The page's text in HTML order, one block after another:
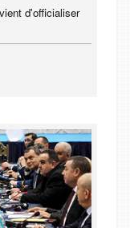
d'officialiser